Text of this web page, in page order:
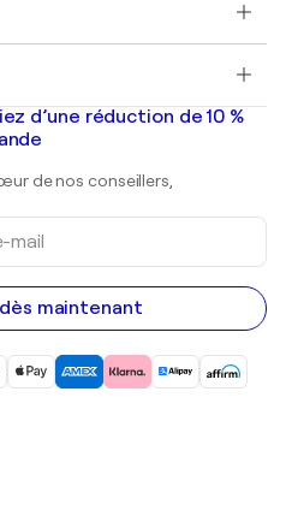
d’une réduction de 10 %
de nos conseillers,
maintenant